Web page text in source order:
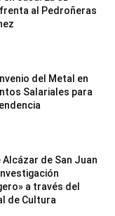
al Pedroñeras
del Metal en
Salariales para
de San Juan
a través del
de Cultura